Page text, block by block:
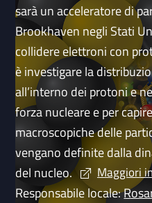
sarà un acceleratore di
Brookhaven negli Stati
collidere elettroni con
è investigare la
all’interno dei protoni e
forza nucleare e per
macroscopiche delle
vengano definite dalla
del nucleo.
Maggiori
Responsabile locale: